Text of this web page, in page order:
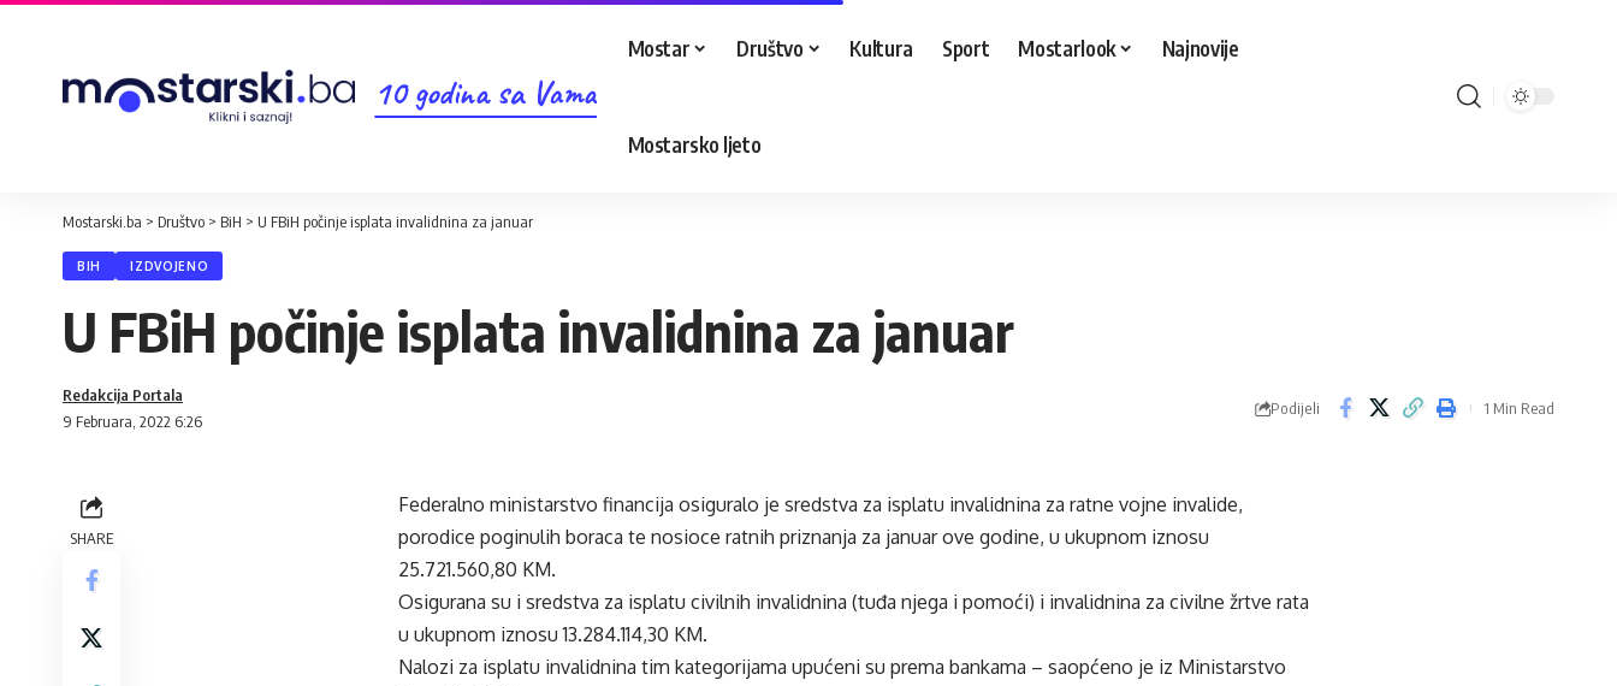
10 godina sa Vama
Mostar Društvo Kultura Sport Mostarlook Najnovije
Mostarsko ljeto
Mostarski.ba > Društvo > BiH > U FBiH počinje isplata invalidnina za januar
BIH IZDVOJENO
U FBiH počinje isplata invalidnina za januar
9 Februara, 2022 6:26
Redakcija Portala
Podijeli 1 Min Read
SHARE
Federalno ministarstvo financija osiguralo je sredstva za isplatu invalidnina za ratne vojne invalide,
porodice poginulih boraca te nosioce ratnih priznanja za januar ove godine, u ukupnom iznosu
25.721.560,80 KM.
Osigurana su i sredstva za isplatu civilnih invalidnina (tuđa njega i pomoći) i invalidnina za civilne žrtve rata
u ukupnom iznosu 13.284.114,30 KM.
Nalozi za isplatu invalidnina tim kategorijama upućeni su prema bankama – saopćeno je iz Ministarstvo